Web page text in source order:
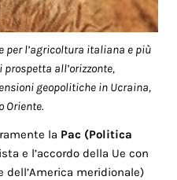
per l’agricoltura italiana e più
all’orizzonte,
geopolitiche in Ucraina,
Oriente.
la Pac (Politica
e l’accordo della Ue con
dell’America meridionale)